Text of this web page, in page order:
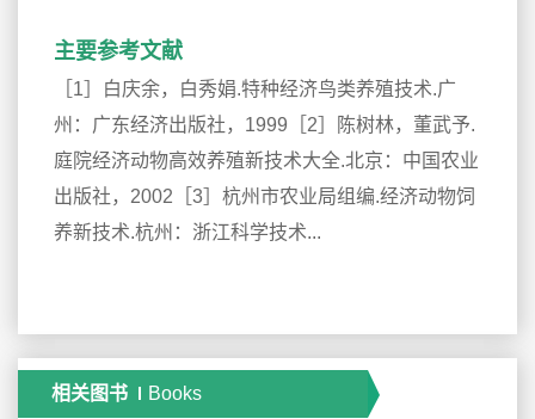
主要参考文献
［1］白庆余，白秀娟.特种经济鸟类养殖技术.广
州：广东经济出版社，1999［2］陈树林，董武予.
庭院经济动物高效养殖新技术大全.北京：中国农业
出版社，2002［3］杭州市农业局组编.经济动物饲
养新技术.杭州：浙江科学技术...
相关图书 Books